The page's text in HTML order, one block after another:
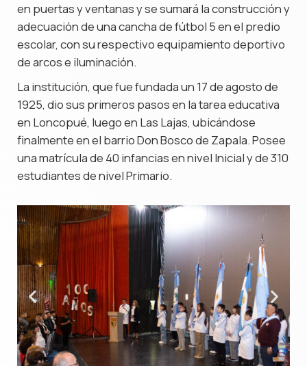
en puertas y ventanas y se sumará la construcción y
adecuación de una cancha de fútbol 5 en el predio
escolar, con su respectivo equipamiento deportivo
de arcos e iluminación.
La institución, que fue fundada un 17 de agosto de
1925, dio sus primeros pasos en la tarea educativa
en Loncopué, luego en Las Lajas, ubicándose
finalmente en el barrio Don Bosco de Zapala. Posee
una matrícula de 40 infancias en nivel Inicial y de 310
estudiantes de nivel Primario.